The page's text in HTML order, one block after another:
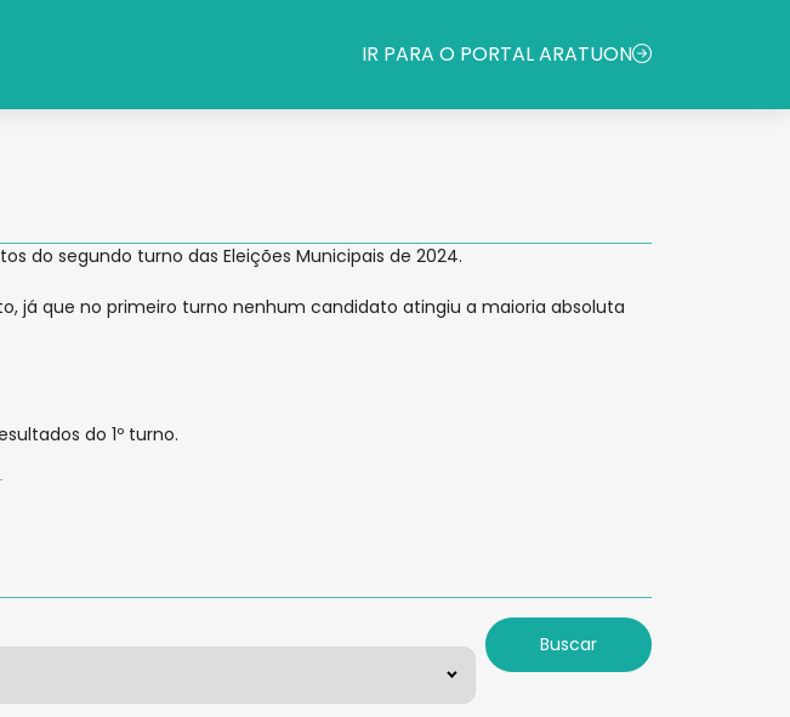
IR PARA O PORTAL ARATUON
do segundo turno das Eleições Municipais de 2024.
já que no primeiro turno nenhum candidato atingiu a maioria absoluta
do 1º turno.
Buscar